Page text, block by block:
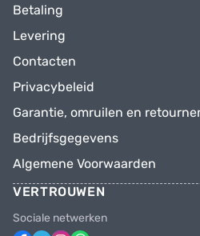
Betaling
Levering
Contacten
Privacybeleid
Garantie, omruilen en
Bedrijfsgegevens
Algemene Voorwaarden
VERTROUWEN
Sociale netwerken